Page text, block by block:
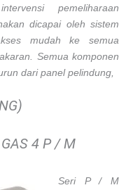
pemeliharaan
dicapai oleh sistem
mudah ke semua
Semua komponen
dari panel pelindung,
4 P / M
Seri P / M